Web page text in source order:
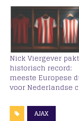
Nick Viergever pakt
historisch record:
meeste Europese
voor Nederlandse
AJAX